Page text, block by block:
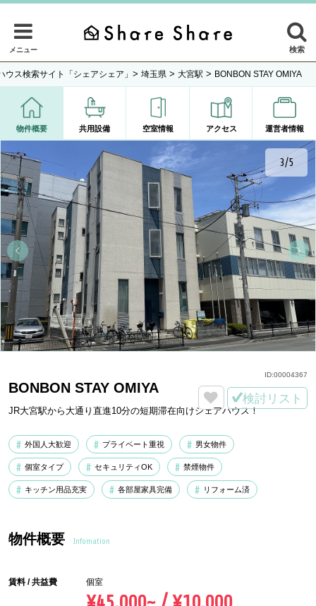
メニュー 検索
ウス検索サイト「シェアシェア」 > 埼玉県 > 大宮駅 > BONBON STAY OMIYA
物件概要 共用設備 空室情報 アクセス 運営者情報
4/5
BONBON STAY OMIYA
JR大宮駅から大通り直進10分の短期滞在向けシェアハウス！
検討リスト
外国人大歓迎 プライベート重視 男女物件
個室タイプ セキュリティOK 禁煙物件
キッチン用品充実 各部屋家具完備 リフォーム済
ID:00004367
物件概要 Infomation
賃料 / 共益費 個室